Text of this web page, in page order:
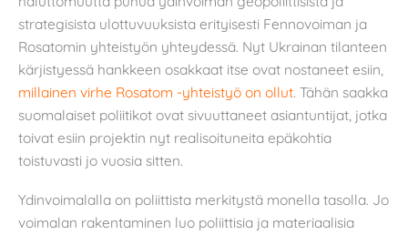
strategisista ulottuvuuksista erityisesti Fennovoiman ja
Rosatomin yhteistyön yhteydessä. Nyt Ukrainan tilanteen
kärjistyessä hankkeen osakkaat itse ovat nostaneet esiin,
millainen virhe Rosatom -yhteistyö on ollut. Tähän saakka
suomalaiset poliitikot ovat sivuuttaneet asiantuntijat, jotka
toivat esiin projektin nyt realisoituneita epäkohtia
toistuvasti jo vuosia sitten.
Ydinvoimalalla on poliittista merkitystä monella tasolla. Jo
voimalan rakentaminen luo poliittisia ja materiaalisia